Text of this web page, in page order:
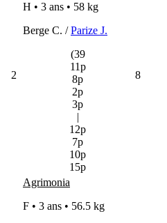
2
H • 3 ans • 58 kg
Berge C. /Parize J.
(39
11p
8p
2p
3p
|
12p
7p
10p
15p
8
Agrimonia
F • 3 ans • 56.5 kg